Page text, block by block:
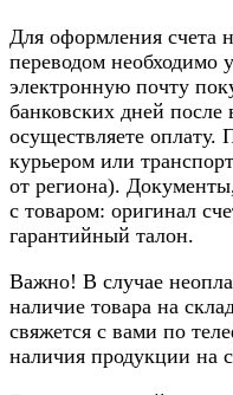
Для оформления счета
переводом необходимо
электронную почту
банковских дней
осуществляете оплату.
курьером или
от региона).
с товаром: оригинал
гарантийный талон.
Важно! В случае
наличие товара на
свяжется с вами по
наличия продукции на